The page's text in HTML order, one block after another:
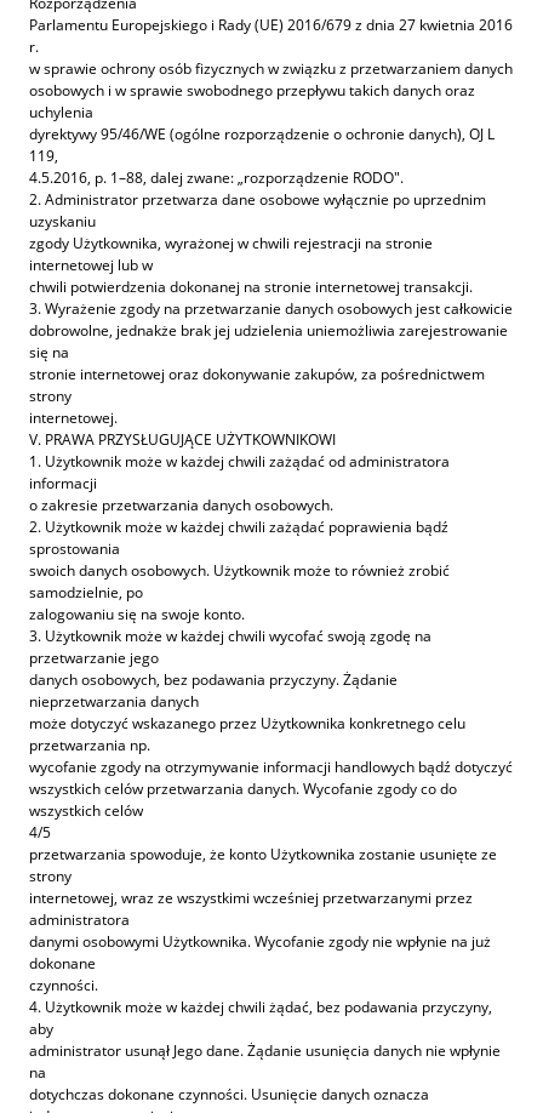
Parlamentu Europejskiego i Rady (UE) 2016/679 z dnia 27 kwietnia 2016
r.
w sprawie ochrony osób fizycznych w związku z przetwarzaniem danych
osobowych i w sprawie swobodnego przepływu takich danych oraz
uchylenia
dyrektywy 95/46/WE (ogólne rozporządzenie o ochronie danych), OJ L
119,
4.5.2016, p. 1–88, dalej zwane: „rozporządzenie RODO".
2. Administrator przetwarza dane osobowe wyłącznie po uprzednim
uzyskaniu
zgody Użytkownika, wyrażonej w chwili rejestracji na stronie
internetowej lub w
chwili potwierdzenia dokonanej na stronie internetowej transakcji.
3. Wyrażenie zgody na przetwarzanie danych osobowych jest całkowicie
dobrowolne, jednakże brak jej udzielenia uniemożliwia zarejestrowanie
się na
stronie internetowej oraz dokonywanie zakupów, za pośrednictwem
strony
internetowej.
V. PRAWA PRZYSŁUGUJĄCE UŻYTKOWNIKOWI
1. Użytkownik może w każdej chwili zażądać od administratora
informacji
o zakresie przetwarzania danych osobowych.
2. Użytkownik może w każdej chwili zażądać poprawienia bądź
sprostowania
swoich danych osobowych. Użytkownik może to również zrobić
samodzielnie, po
zalogowaniu się na swoje konto.
3. Użytkownik może w każdej chwili wycofać swoją zgodę na
przetwarzanie jego
danych osobowych, bez podawania przyczyny. Żądanie
nieprzetwarzania danych
może dotyczyć wskazanego przez Użytkownika konkretnego celu
przetwarzania np.
wycofanie zgody na otrzymywanie informacji handlowych bądź dotyczyć
wszystkich celów przetwarzania danych. Wycofanie zgody co do
wszystkich celów
4/5
przetwarzania spowoduje, że konto Użytkownika zostanie usunięte ze
strony
internetowej, wraz ze wszystkimi wcześniej przetwarzanymi przez
administratora
danymi osobowymi Użytkownika. Wycofanie zgody nie wpłynie na już
dokonane
czynności.
4. Użytkownik może w każdej chwili żądać, bez podawania przyczyny,
aby
administrator usunął Jego dane. Żądanie usunięcia danych nie wpłynie
na
dotychczas dokonane czynności. Usunięcie danych oznacza